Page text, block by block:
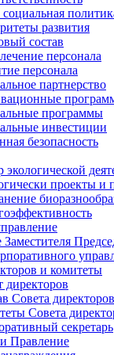
развития
состав
персонала
персонала
партнерство
программы
инвестиции
безопасность
экологической
проекты и
и комитеты
директоров
Совета директоров
Совета
секретарь
Правление